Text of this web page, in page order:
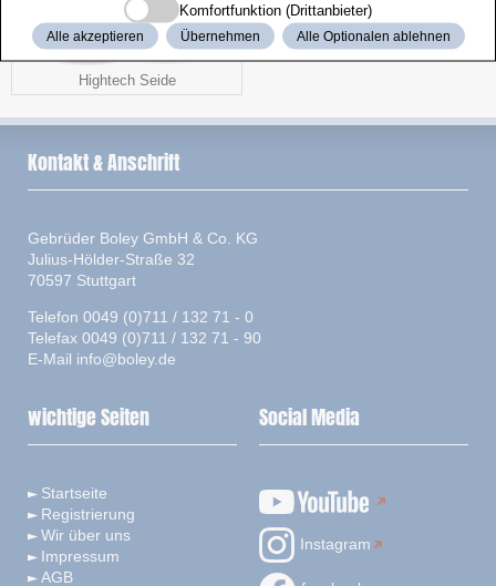
Hightech Seide
Komfortfunktion (Drittanbieter)
Alle akzeptieren Übernehmen Alle Optionalen ablehnen
Kontakt & Anschrift
Gebrüder Boley GmbH & Co. KG
Julius-Hölder-Straße 32
70597 Stuttgart
Telefon 0049 (0)711 / 132 71 - 0
Telefax 0049 (0)711 / 132 71 - 90
E-Mail info@boley.de
wichtige Seiten
Startseite
Registrierung
Wir über uns
Impressum
AGB
Social Media
Instagram